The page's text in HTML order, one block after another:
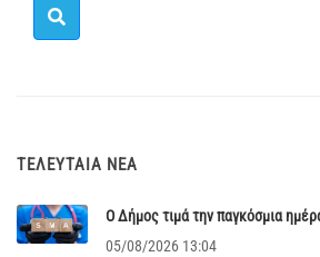
ΤΕΛΕΥΤΑΊΑ ΝΈΑ
Ο Δήμος τιμά την παγκόσμια
05/08/2026 13:04